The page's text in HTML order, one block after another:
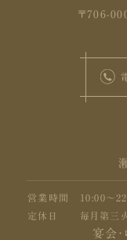
〒706-
営業時間
10:00〜
定休日
毎月第三
宴会